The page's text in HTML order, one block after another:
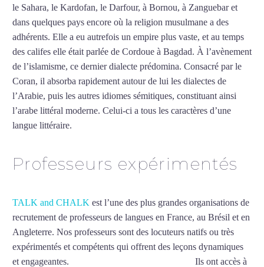
le Sahara, le Kardofan, le Darfour, à Bornou, à Zanguebar et
dans quelques pays encore où la religion musulmane a des
adhérents. Elle a eu autrefois un empire plus vaste, et au temps
des califes elle était parlée de Cordoue à Bagdad. À l’avènement
de l’islamisme, ce dernier dialecte prédomina. Consacré par le
Coran, il absorba rapidement autour de lui les dialectes de
l’Arabie, puis les autres idiomes sémitiques, constituant ainsi
l’arabe littéral moderne. Celui-ci a tous les caractères d’une
langue littéraire.
Professeurs expérimentés
TALK and CHALK est l’une des plus grandes organisations de
recrutement de professeurs de langues en France, au Brésil et en
Angleterre. Nos professeurs sont des locuteurs natifs ou très
expérimentés et compétents qui offrent des leçons dynamiques
et engageantes.
Ils ont accès à